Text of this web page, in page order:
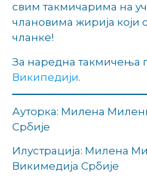
свим такмичарима на
члановима жирија који
чланке!
За наредна такмичења
Википедији.
Ауторка: Милена
Србије
Илустрација: Милена
Викимедија Србије